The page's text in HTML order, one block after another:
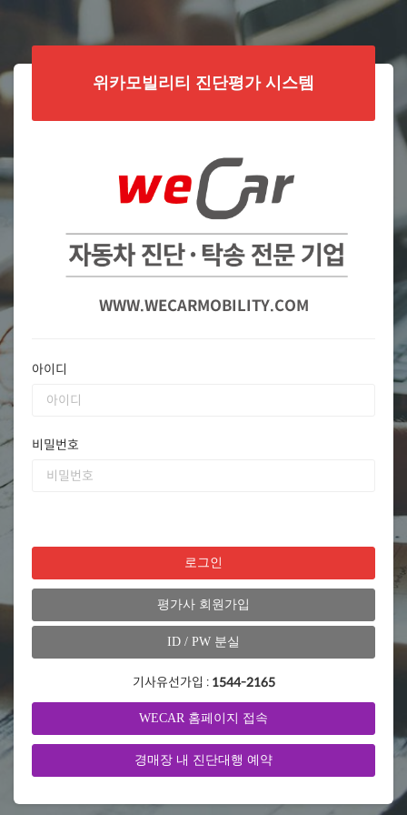
위카모빌리티 진단평가 시스템
WWW.WECARMOBILITY.COM
아이디
비밀번호
로그인
평가사 회원가입
ID / PW 분실
기사유선가입 : 1544-2165
WECAR 홈페이지 접속
경매장 내 진단대행 예약